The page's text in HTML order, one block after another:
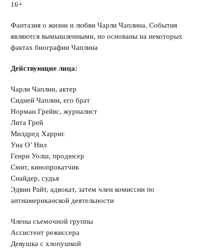
16+
Фантазия о жизни и любви Чарли Чаплина. События
являются вымышленными, но основаны на некоторых
фактах биографии Чаплина
Действующие лица:
Чарли Чаплин, актер
Сидней Чаплин, его брат
Норман Грейвс, журналист
Лита Грей
Милдред Харрис
Уна О’ Нил
Генри Уолш, продюсер
Смит, кинопрокатчик
Снайдер, судья
Эдвин Райт, адвокат, затем член комиссии по
антиамериканской деятельности
Члены съемочной группы
Ассистент режиссера
Девушка с хлопушкой